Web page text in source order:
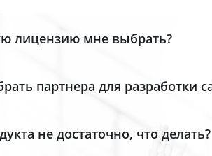
5 лицензий – «Старт»,
лицензию мне выбрать?
интернет-магазинов мы
партнера для разработки
несколько вариантов
не достаточно, что делать?